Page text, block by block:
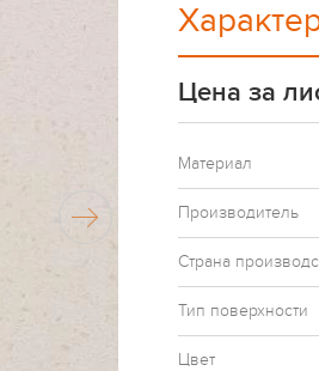
Цена за
Материал
Производитель
Страна
Тип поверхности
Цвет